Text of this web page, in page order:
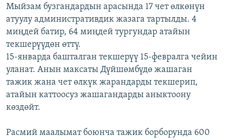
АЗАТТЫК+
ЫҢГАЙСЫЗ СУРООЛОР
ЭЕ/АРнун бардык сайттары
Мыйзам бузгандардын арасында 17 чет өлкөнүн
атуулу административдик жазага тартылды. 4
миңдей батир, 64 миңдей тургундар атайын
текшерүүдөн өттү.
15-январда башталган текшерүү 15-февралга чейин
уланат. Анын максаты Дүйшөмбүдө жашаган
тажик жана чет өлкүк жарандарды текшерип,
атайын каттоосуз жашагандарды аныктоону
көздөйт.
Расмий маалымат боюнча тажик борборунда 600